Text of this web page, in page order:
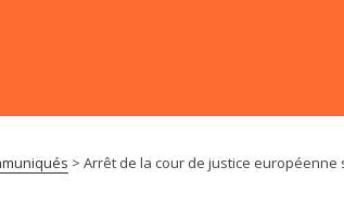
> Arrêt de la cour de justice